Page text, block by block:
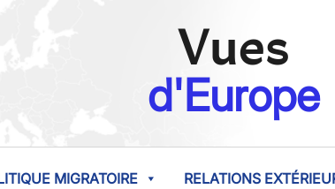
Vues
d'Europe
MIGRATOIRE RELATIONS